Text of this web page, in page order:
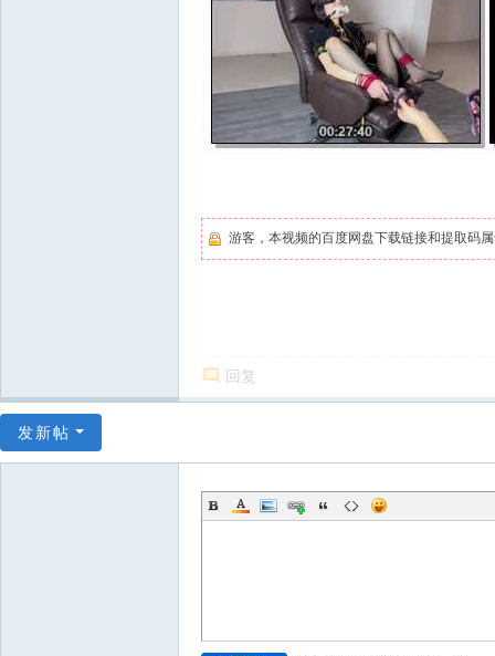
游客，本视频的百度网盘下载链接和提取码
回复
发新帖